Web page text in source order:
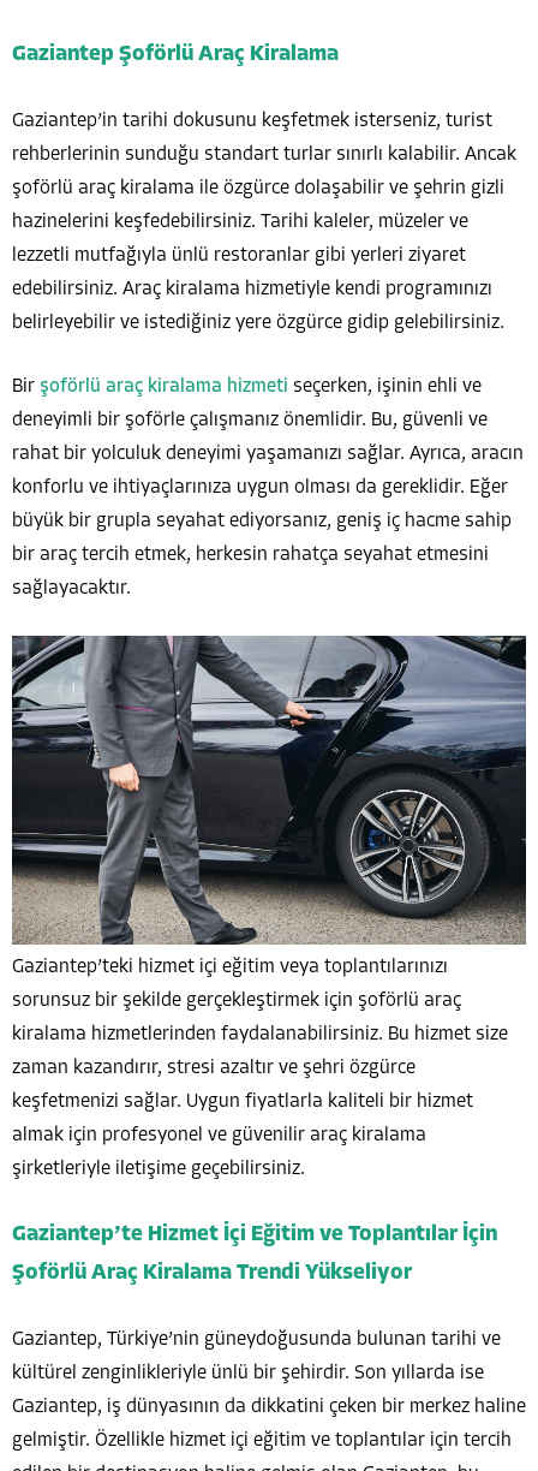
Gaziantep Şoförlü Araç Kiralama
Gaziantep’in tarihi dokusunu keşfetmek isterseniz, turist
rehberlerinin sunduğu standart turlar sınırlı kalabilir. Ancak
şoförlü araç kiralama ile özgürce dolaşabilir ve şehrin gizli
hazinelerini keşfedebilirsiniz. Tarihi kaleler, müzeler ve
lezzetli mutfağıyla ünlü restoranlar gibi yerleri ziyaret
edebilirsiniz. Araç kiralama hizmetiyle kendi programınızı
belirleyebilir ve istediğiniz yere özgürce gidip gelebilirsiniz.
Bir şoförlü araç kiralama hizmeti seçerken, işinin ehli ve
deneyimli bir şoförle çalışmanız önemlidir. Bu, güvenli ve
rahat bir yolculuk deneyimi yaşamanızı sağlar. Ayrıca, aracın
konforlu ve ihtiyaçlarınıza uygun olması da gereklidir. Eğer
büyük bir grupla seyahat ediyorsanız, geniş iç hacme sahip
bir araç tercih etmek, herkesin rahatça seyahat etmesini
sağlayacaktır.
Gaziantep’teki hizmet içi eğitim veya toplantılarınızı
sorunsuz bir şekilde gerçekleştirmek için şoförlü araç
kiralama hizmetlerinden faydalanabilirsiniz. Bu hizmet size
zaman kazandırır, stresi azaltır ve şehri özgürce
keşfetmenizi sağlar. Uygun fiyatlarla kaliteli bir hizmet
almak için profesyonel ve güvenilir araç kiralama
şirketleriyle iletişime geçebilirsiniz.
Gaziantep’te Hizmet İçi Eğitim ve Toplantılar İçin
Şoförlü Araç Kiralama Trendi Yükseliyor
Gaziantep, Türkiye’nin güneydoğusunda bulunan tarihi ve
kültürel zenginlikleriyle ünlü bir şehirdir. Son yıllarda ise
Gaziantep, iş dünyasının da dikkatini çeken bir merkez haline
gelmiştir. Özellikle hizmet içi eğitim ve toplantılar için tercih